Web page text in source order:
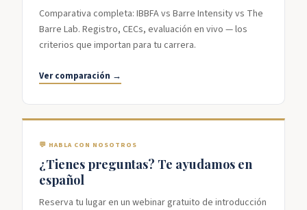
Comparativa completa: IBBFA vs Barre Intensity vs The
Barre Lab. Registro, CECs, evaluación en vivo — los
criterios que importan para tu carrera.
Ver comparación →
💬 HABLA CON NOSOTROS
¿Tienes preguntas? Te ayudamos en
español
Reserva tu lugar en un webinar gratuito de introducción